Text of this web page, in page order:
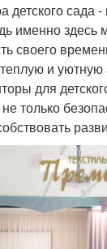
сада -
именно
своего
и
для
только